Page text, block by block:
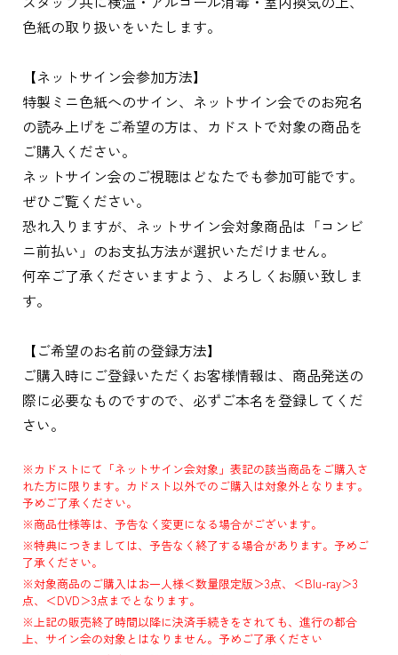
色紙の取り扱いをいたします。
【ネットサイン会参加方法】
特製ミニ色紙へのサイン、ネットサイン会でのお宛名
の読み上げをご希望の方は、カドストで対象の商品を
ご購入ください。
ネットサイン会のご視聴はどなたでも参加可能です。
ぜひご覧ください。
恐れ入りますが、ネットサイン会対象商品は「コンビ
ニ前払い」のお支払方法が選択いただけません。
何卒ご了承くださいますよう、よろしくお願い致しま
す。
【ご希望のお名前の登録方法】
ご購入時にご登録いただくお客様情報は、商品発送の
際に必要なものですので、必ずご本名を登録してくだ
さい。
※カドストにて「ネットサイン会対象」表記の該当商品をご購入さ
れた方に限ります。カドスト以外でのご購入は対象外となります。
予めご了承ください。
※商品仕様等は、予告なく変更になる場合がございます。
※特典につきましては、予告なく終了する場合があります。予めご
了承ください。
※対象商品のご購入はお一人様＜数量限定版＞3点、＜Blu-ray＞3
点、＜DVD＞3点までとなります。
※上記の販売終了時間以降に決済手続きをされても、進行の都合
上、サイン会の対象とはなりません。予めご了承ください